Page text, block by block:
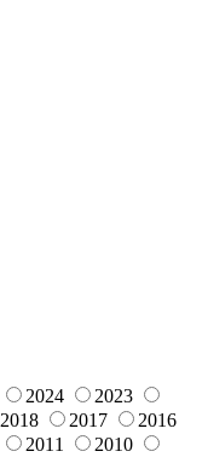
2024
2023
2018 2017
2016
2011
2010